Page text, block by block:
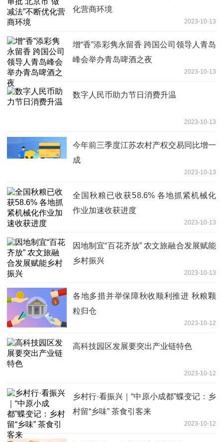
化营商环境
2023-10-13
增“香”添彩隽永留香 跨国公司领导人青岛
峰会举办青岛啤酒之夜
2023-10-13
数字人民币助力节日消费升温
2023-10-13
今年前三季度江苏农村产权交易同比增一
成
2023-10-13
全国秋粮已收获58.6% 各地抓紧机械化
作业加速收获进度
2023-10-13
因地制宜“百花齐放” 农文旅融合发展赋能
乡村振兴
2023-10-13
各地多措并举保障秋收顺利推进 秋粮颗
粒归仓
2023-10-12
高科技园区发展要突出产业链特色
2023-10-12
乡村行·看振兴｜“中原小成都”蝶变记：乡
村留“乡味” 茶食引客来
2023-10-12